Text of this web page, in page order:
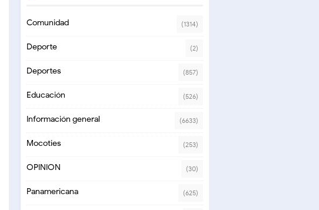
Comunidad (1314)
Deporte (2)
Deportes (857)
Educación (526)
Información general (6633)
Mocoties (253)
OPINION (30)
Panamericana (625)